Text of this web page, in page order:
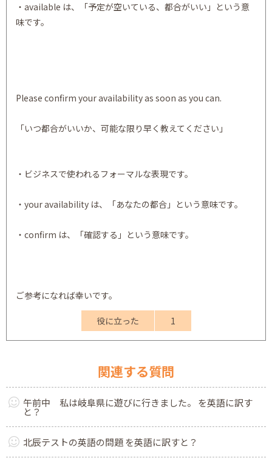
・available は、「予定が空いている、都合がいい」という意
味です。
Please confirm your availability as soon as you can.
「いつ都合がいいか、可能な限り早く教えてください」
・ビジネスで使われるフォーマルな表現です。
・your availability は、「あなたの都合」という意味です。
・confirm は、「確認する」という意味です。
ご参考になれば幸いです。
役に立った 1
関連する質問
午前中 私は岐阜県に遊びに行きました。 を英語に訳す
と？
北辰テストの英語の問題 を英語に訳すと？